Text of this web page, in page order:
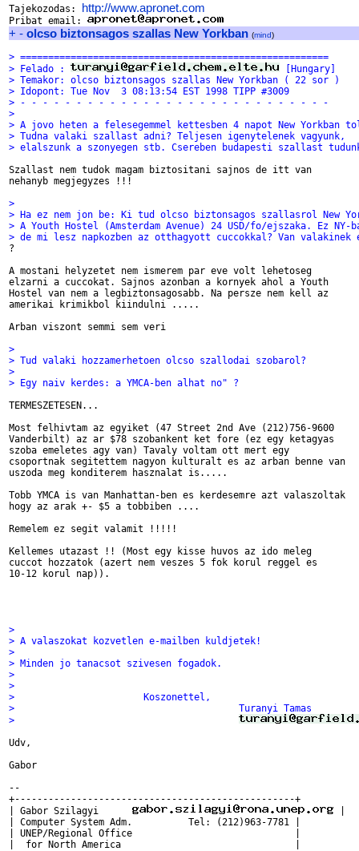
Tajekozodas: http://www.apronet.com
Pribat email:
+ - olcso biztonsagos szallas New Yorkban (mind)
> =======================================================
> Felado :
[Hungary]
> Temakor: olcso biztonsagos szallas New Yorkban ( 22 sor )
> Idopont: Tue Nov  3 08:13:54 EST 1998 TIPP #3009
> - - - - - - - - - - - - - - - - - - - - - - - - - - - -
>
> A jovo heten a felesegemmel kettesben 4 napot New Yorkban
> Tudna valaki szallast adni? Teljesen igenytelenek vagyunk,
> elalszunk a szonyegen stb. Csereben budapesti szallast
Szallast nem tudok magam biztositani sajnos de itt van
nehanyb megjegyzes !!!
>
> Ha ez nem jon be: Ki tud olcso biztonsagos szallasrol New
> A Youth Hostel (Amsterdam Avenue) 24 USD/fo/ejszaka. Ez NY-
> de mi lesz napkozben az otthagyott cuccokkal? Van
?
A mostani helyzetet nem ismerem par eve volt lehetoseg
elzarni a cuccokat. Sajnos azonban a kornyek ahol a Youth
Hostel van nem a legbiztonsagosabb. Na persze nem kell az
amerikai krimikbol kiindulni .....
Arban viszont semmi sem veri
>
> Tud valaki hozzamerhetoen olcso szallodai szobarol?
>
> Egy naiv kerdes: a YMCA-ben alhat no" ?
TERMESZETESEN...
Most felhivtam az egyiket (47 Street 2nd Ave (212)756-9600
Vanderbilt) az ar $78 szobankent ket fore (ez egy ketagyas
szoba emeletes agy van) Tavaly voltam ott mert egy
csoportnak segitettem nagyon kulturalt es az arban benne van
uszoda meg konditerem hasznalat is.....
Tobb YMCA is van Manhattan-ben es kerdesemre azt valaszoltak
hogy az arak +- $5 a tobbiben ....
Remelem ez segit valamit !!!!!
Kellemes utazast !! (Most egy kisse huvos az ido meleg
cuccot hozzatok (azert nem veszes 5 fok korul reggel es
10-12 korul nap)).
>
> A valaszokat kozvetlen e-mailben kuldjetek!
>
> Minden jo tanacsot szivesen fogadok.
>
>
>                       Koszonettel,
>                                        Turanyi Tamas
>
Udv,
Gabor
--
+--------------------------------------------------+
| Gabor Szilagyi
| Computer System Adm.          Tel: (212)963-7781 |
| UNEP/Regional Office                             |
|  for North America                               |